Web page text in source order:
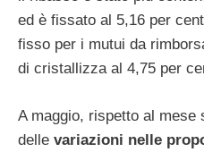
ed è fissato al 5,16 per
fisso per i mutui da
di cristallizza al 4,75 per
A maggio, rispetto al
delle variazioni nelle